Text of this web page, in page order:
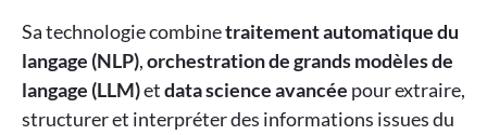
Sa technologie combinetraitement automatique du
langage (NLP),orchestration de grands modèles de
langage (LLM)etdata science avancée pour extraire,
structurer et interpréter des informations issues du